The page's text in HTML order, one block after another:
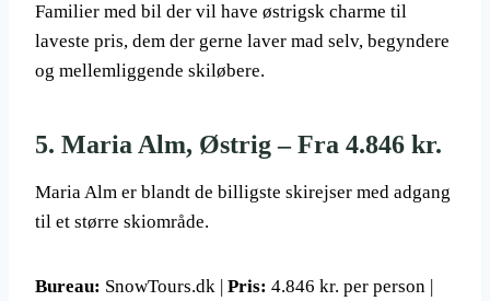
Familier med bil der vil have østrigsk charme til
laveste pris, dem der gerne laver mad selv, begyndere
og mellemliggende skiløbere.
5. Maria Alm, Østrig – Fra 4.846 kr.
Maria Alm er blandt de billigste skirejser med adgang
til et større skiområde.
Bureau: SnowTours.dk | Pris: 4.846 kr. per person |